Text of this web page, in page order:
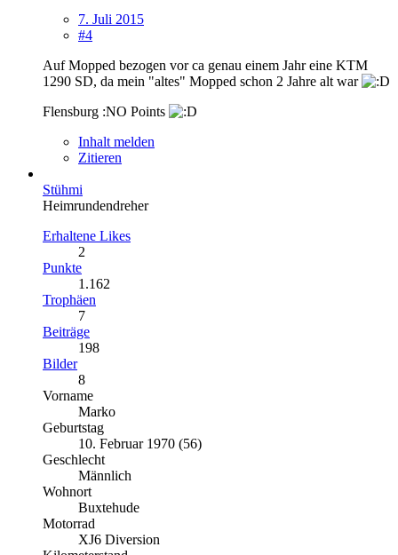
7. Juli 2015
#4
Auf Mopped bezogen vor ca genau einem Jahr eine KTM
1290 SD, da mein "altes" Mopped schon 2 Jahre alt war
Flensburg :NO Points
Inhalt melden
Zitieren
Stühmi
Heimrundendreher
Erhaltene Likes
2
Punkte
1.162
Trophäen
7
Beiträge
198
Bilder
8
Vorname
Marko
Geburtstag
10. Februar 1970 (56)
Geschlecht
Männlich
Wohnort
Buxtehude
Motorrad
XJ6 Diversion